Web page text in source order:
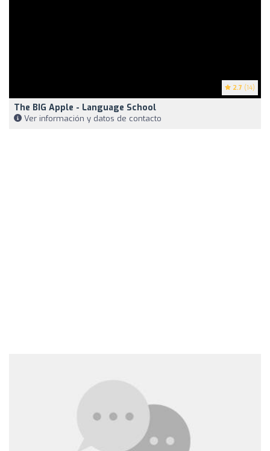
2.7 (14)
The BIG Apple - Language School
Ver información y datos de contacto